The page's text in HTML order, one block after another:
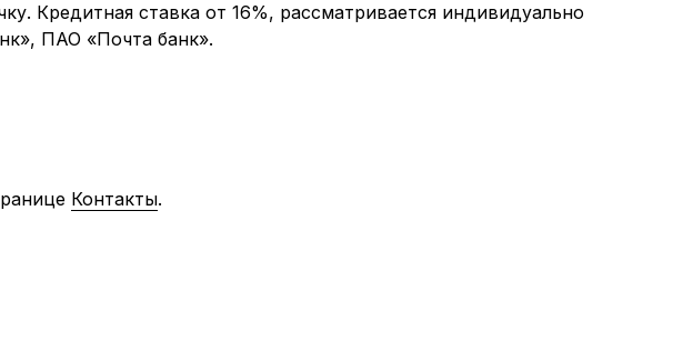
Кредитная ставка от 16%, рассматривается индивидуально
ПАО «Почта банк».
Контакты.